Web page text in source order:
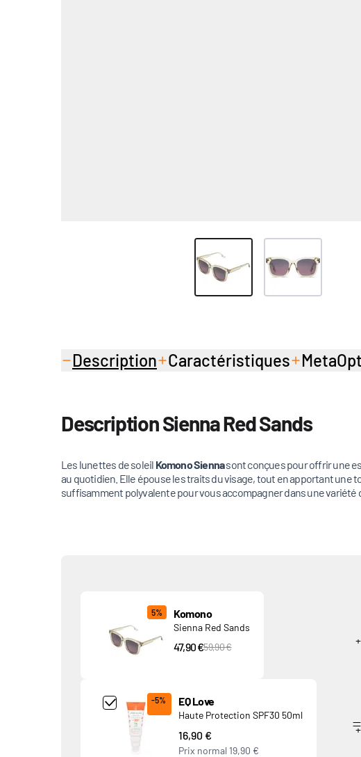
Description Caractéristiques
Description Sienna Red Sands
Les lunettes de soleil Komono Siennasont conçues pour offrir une
au quotidien. Elle épouse les traits du visage, tout en apportant une
suffisamment polyvalente pour vous accompagner dans une variété
5% Komono
Sienna Red Sands
47,90 €PVC Price
59,90 €
Add Product MjQ4MTk= undefined
-5% EQ Love
Haute Protection SPF30 50ml
16,90 €
Prix normal 19,90 €